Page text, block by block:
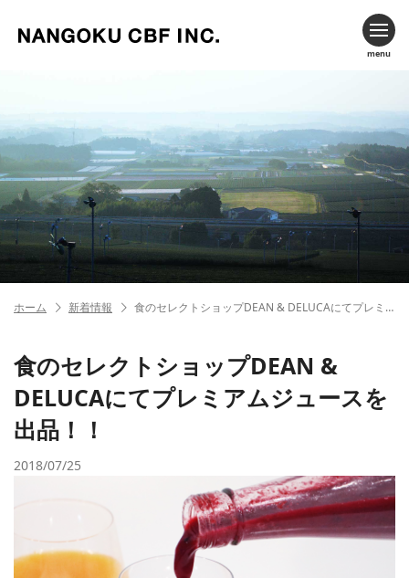
menu
ホーム 新着情報 食のセレクトショップDEAN & DELUCAにてプレミアムジュースを出品！！
食のセレクトショップDEAN &
DELUCAにてプレミアムジュースを
出品！！
2018/07/25